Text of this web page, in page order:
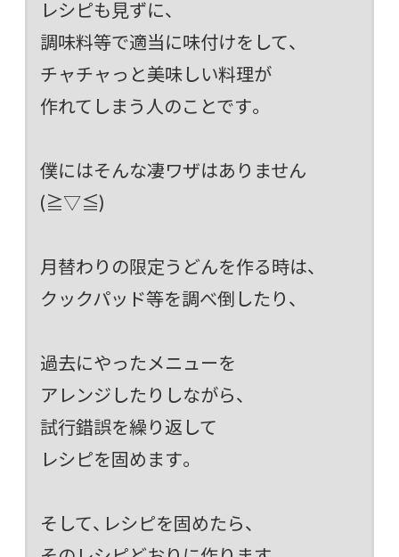
レシピも見ずに、
調味料等で適当に味付けをして、
チャチャっと美味しい料理が
作れてしまう人のことです。
僕にはそんな凄ワザはありません
(≧▽≦)
月替わりの限定うどんを作る時は、
クックパッド等を調べ倒したり、
過去にやったメニューを
アレンジしたりしながら、
試行錯誤を繰り返して
レシピを固めます。
そして、レシピを固めたら、